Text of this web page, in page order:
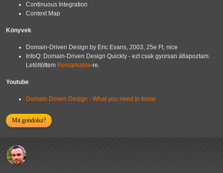
Continuous Integration
Context Map
Könyvek
Domain-Driven Design by Eric Evans, 2003, 25e Ft, nice
InfoQ: Domain-Driven Design Quickly - ezt csak gyorsan átlapoztam.
Letöltöttem Remarkable-re.
Youtube
Domain Driven Design - What you need to know
Mit gondolsz?